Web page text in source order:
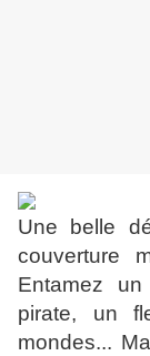
Une belle
couverture
Entamez
pirate, un
mondes...